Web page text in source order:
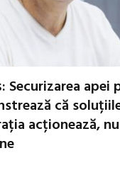
apei
că
acționează,